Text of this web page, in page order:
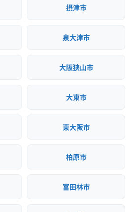
摂津市
泉大津市
大阪狭山市
大東市
東大阪市
柏原市
富田林市